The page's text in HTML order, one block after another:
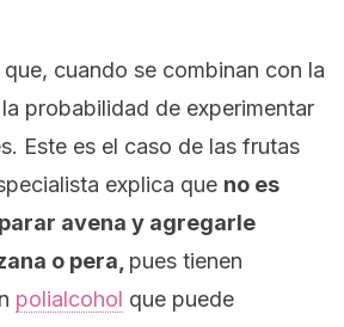
cuando se combinan con la
probabilidad de experimentar
Este es el caso de las frutas
explica que no es
avena y agregarle
o pera, pues tienen
polialcohol que puede